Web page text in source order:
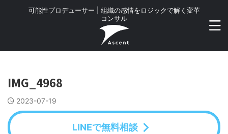
可能性プロデューサー | 組織の感情をロジックで解く変革
コンサル
IMG_4968
2023-07-19
LINEで無料相談